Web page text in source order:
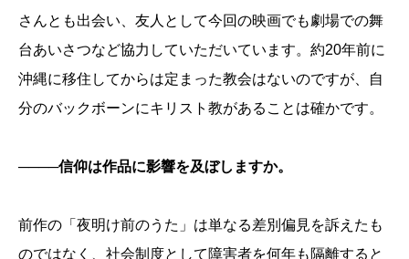
さんとも出会い、友人として今回の映画でも劇場での舞
台あいさつなど協力していただいています。約20年前に
沖縄に移住してからは定まった教会はないのですが、自
分のバックボーンにキリスト教があることは確かです。
────信仰は作品に影響を及ぼしますか。
前作の「夜明け前のうた」は単なる差別偏見を訴えたも
のではなく、社会制度として障害者を何年も隔離すると